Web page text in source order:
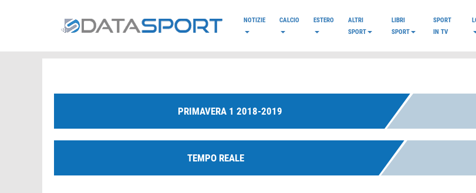
NOTIZIE CALCIO ESTERO
ALTRI
SPORT
LIBRI
SPORT
SPORT
IN TV
PRIMAVERA 1 2018-2019
TEMPO REALE